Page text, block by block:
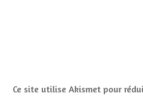
Ce site utilise Akismet pour